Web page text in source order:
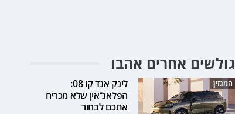
גולשים אחרים אהבו
המגזין
לינק אנד קו 08:
הפלאג־אין שלא מכריח
אתכם לבחור